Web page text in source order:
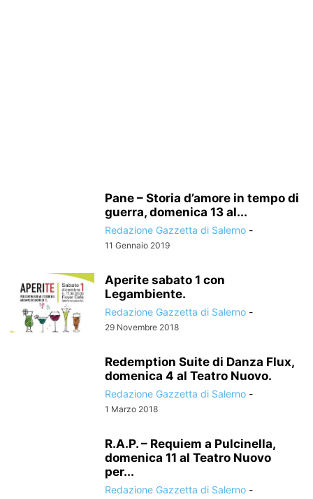
Pane – Storia d’amore in tempo di
guerra, domenica 13 al...
Redazione Gazzetta di Salerno -
11 Gennaio 2019
Aperite sabato 1 con
Legambiente.
Redazione Gazzetta di Salerno -
29 Novembre 2018
Redemption Suite di Danza Flux,
domenica 4 al Teatro Nuovo.
Redazione Gazzetta di Salerno -
1 Marzo 2018
R.A.P. – Requiem a Pulcinella,
domenica 11 al Teatro Nuovo
per...
Redazione Gazzetta di Salerno -